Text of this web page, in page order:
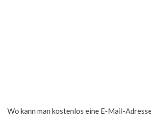
Wo kann man kostenlos eine E-Mail-